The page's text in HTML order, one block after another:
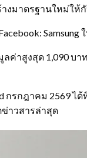
งมาตรฐานใหม่ให้
Samsung
ค่าสูงสุด 1,090 บา
กฎาคม 2569 ได้ที่
ข่าวสารล่าสุด